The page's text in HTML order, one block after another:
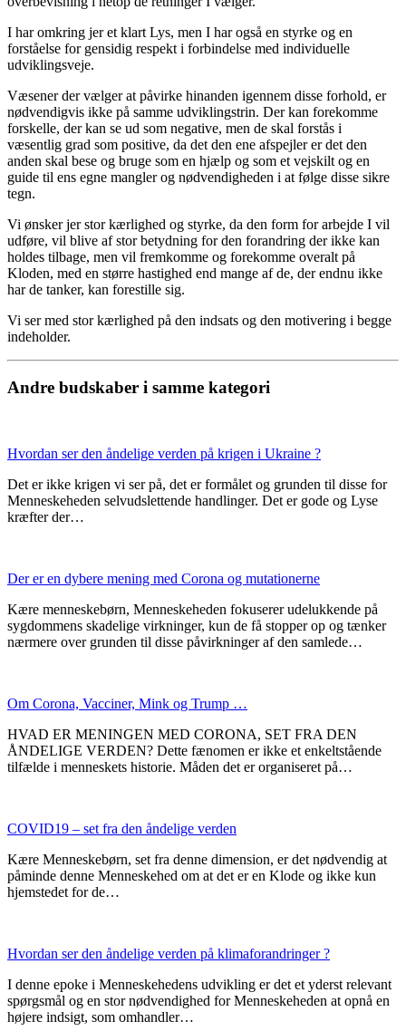
I har omkring jer et klart Lys, men I har også en styrke og en
forståelse for gensidig respekt i forbindelse med individuelle
udviklingsveje.
Væsener der vælger at påvirke hinanden igennem disse forhold, er
nødvendigvis ikke på samme udviklingstrin. Der kan forekomme
forskelle, der kan se ud som negative, men de skal forstås i
væsentlig grad som positive, da det den ene afspejler er det den
anden skal bese og bruge som en hjælp og som et vejskilt og en
guide til ens egne mangler og nødvendigheden i at følge disse sikre
tegn.
Vi ønsker jer stor kærlighed og styrke, da den form for arbejde I vil
udføre, vil blive af stor betydning for den forandring der ikke kan
holdes tilbage, men vil fremkomme og forekomme overalt på
Kloden, med en større hastighed end mange af de, der endnu ikke
har de tanker, kan forestille sig.
Vi ser med stor kærlighed på den indsats og den motivering i begge
indeholder.
Andre budskaber i samme kategori
Hvordan ser den åndelige verden på krigen i Ukraine ?
Det er ikke krigen vi ser på, det er formålet og grunden til disse for
Menneskeheden selvudslettende handlinger. Det er gode og Lyse
kræfter der…
Der er en dybere mening med Corona og mutationerne
Kære menneskebørn, Menneskeheden fokuserer udelukkende på
sygdommens skadelige virkninger, kun de få stopper op og tænker
nærmere over grunden til disse påvirkninger af den samlede…
Om Corona, Vacciner, Mink og Trump …
HVAD ER MENINGEN MED CORONA, SET FRA DEN
ÅNDELIGE VERDEN? Dette fænomen er ikke et enkeltstående
tilfælde i menneskets historie. Måden det er organiseret på…
COVID19 – set fra den åndelige verden
Kære Menneskebørn, set fra denne dimension, er det nødvendig at
påminde denne Menneskehed om at det er en Klode og ikke kun
hjemstedet for de…
Hvordan ser den åndelige verden på klimaforandringer ?
I denne epoke i Menneskehedens udvikling er det et yderst relevant
spørgsmål og en stor nødvendighed for Menneskeheden at opnå en
højere indsigt, som omhandler…